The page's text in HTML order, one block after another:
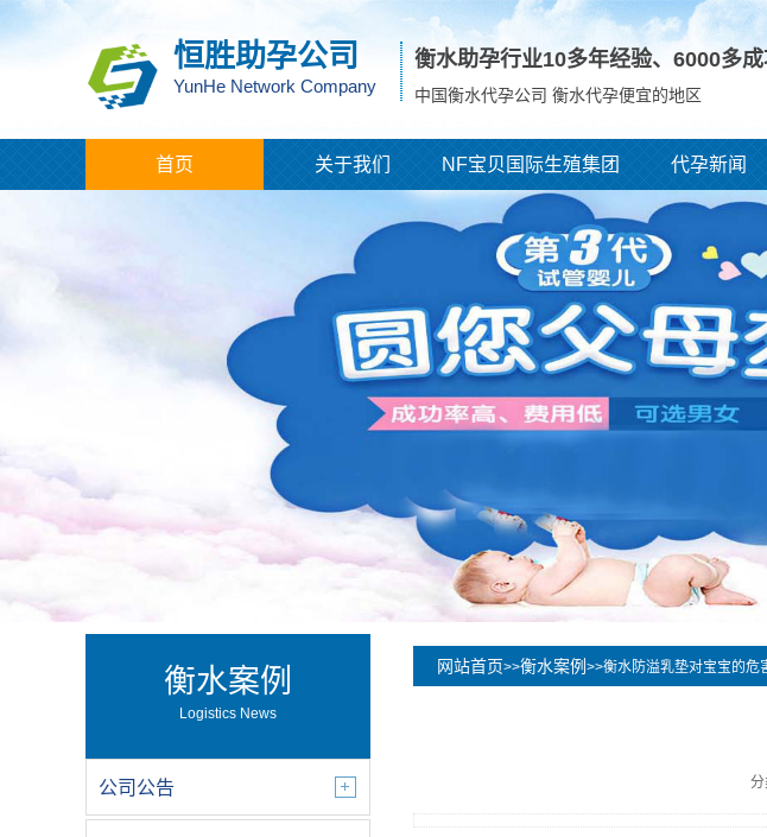
恒胜助孕公司
YunHe Network Company
衡水助孕行业10多年经验、 6000多成
中国衡水代孕公司 衡水代孕便宜的地区
首页 关于我们 NF宝贝国际生殖集团 代孕新闻
衡水案例
Logistics News
公司公告
网站首页>>衡水案例 >>衡水防溢乳垫对宝宝的危
分